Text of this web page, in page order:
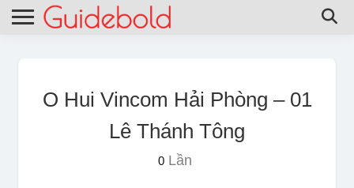
O Hui Vincom Hải Phòng – 01
Lê Thánh Tông
0Lần